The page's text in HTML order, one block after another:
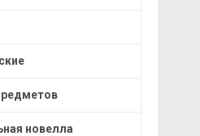
новелла